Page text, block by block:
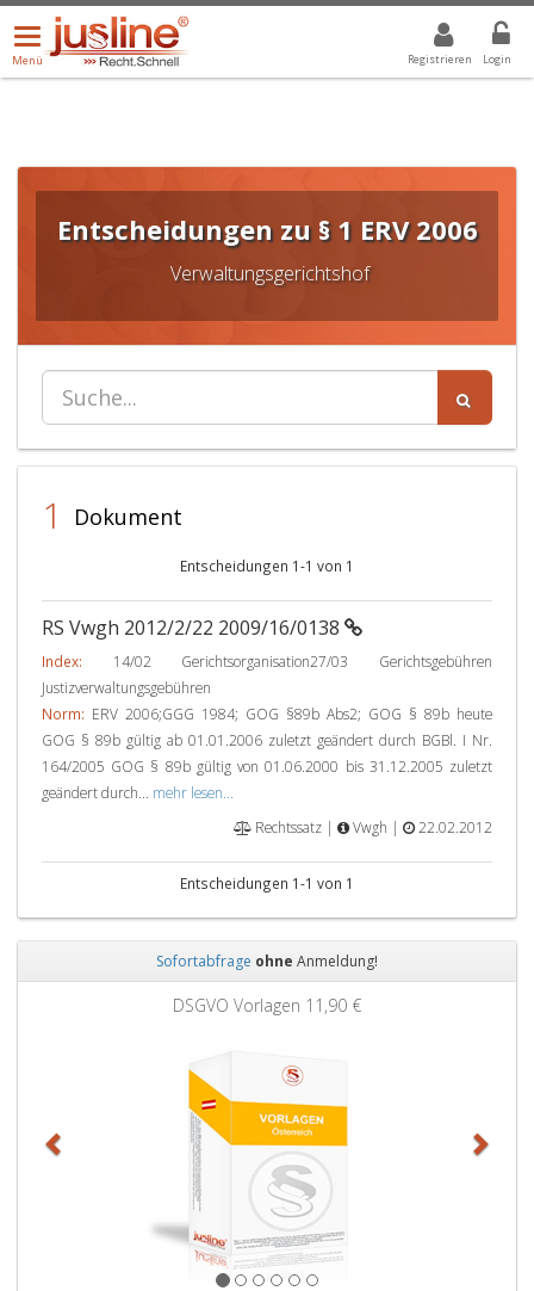
Registrieren Login
Menü
öffnen/schließen
Menü
ALLE DROPDOWN: GEWÄHLTER WERT IST ALLE
Entscheidungen zu § 1 ERV 2006
Verwaltungsgerichtshof
1 Dokument
Entscheidungen 1-1 von 1
RS Vwgh 2012/2/22 2009/16/0138
Index: 14/02 Gerichtsorganisation27/03 Gerichtsgebühren
Justizverwaltungsgebühren
Norm: ERV 2006;GGG 1984; GOG §89b Abs2; GOG § 89b heute
GOG § 89b gültig ab 01.01.2006 zuletzt geändert durch BGBl. I Nr.
164/2005 GOG § 89b gültig von 01.06.2000 bis 31.12.2005 zuletzt
geändert durch... mehr lesen...
Rechtssatz |
Vwgh | 22.02.2012
Entscheidungen 1-1 von 1
Sofortabfrage ohne Anmeldung!
DSGVO Vorlagen 11,90 €